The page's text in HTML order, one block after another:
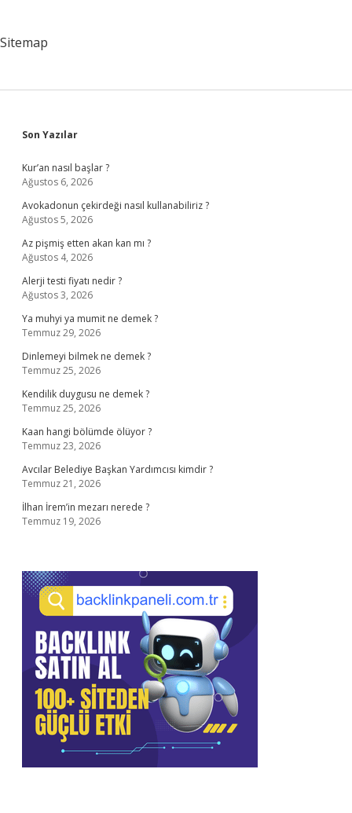
Sitemap
Sidebar
Son Yazılar
Kur’an nasıl başlar ?
Ağustos 6, 2026
Avokadonun çekirdeği nasıl kullanabiliriz ?
Ağustos 5, 2026
Az pişmiş etten akan kan mı ?
Ağustos 4, 2026
Alerji testi fiyatı nedir ?
Ağustos 3, 2026
Ya muhyi ya mumit ne demek ?
Temmuz 29, 2026
Dinlemeyi bilmek ne demek ?
Temmuz 25, 2026
Kendilik duygusu ne demek ?
Temmuz 25, 2026
Kaan hangi bölümde ölüyor ?
Temmuz 23, 2026
Avcılar Belediye Başkan Yardımcısı kimdir ?
Temmuz 21, 2026
İlhan İrem’in mezarı nerede ?
Temmuz 19, 2026